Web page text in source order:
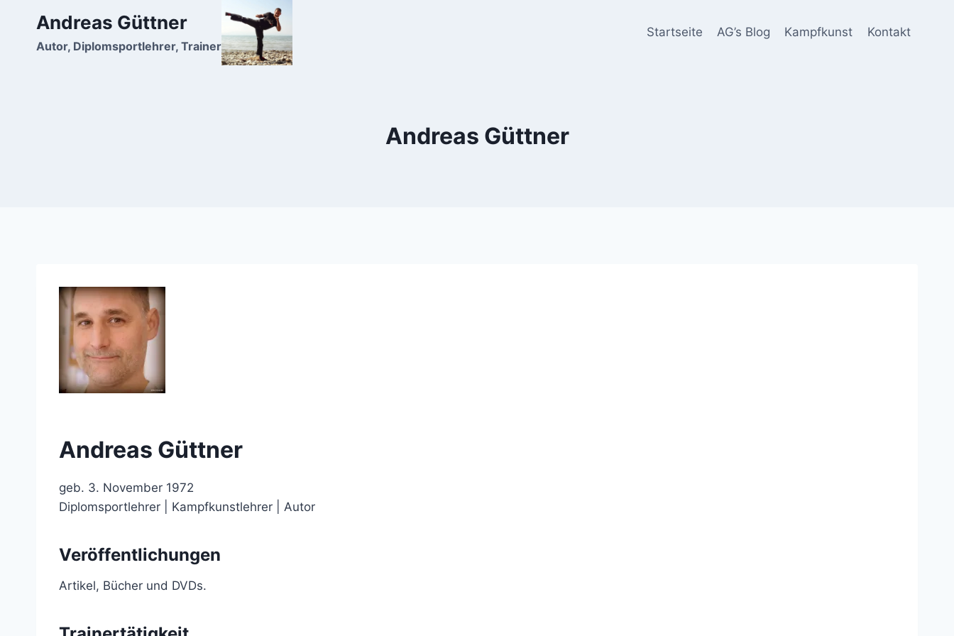
springen
Andreas Güttner
Autor, Diplomsportlehrer, Trainer
Startseite AG’s Blog Kampfkunst Kontakt
Andreas Güttner
Andreas Güttner
geb. 3. November 1972
Diplomsportlehrer | Kampfkunstlehrer | Autor
Veröffentlichungen
Artikel, Bücher und DVDs.